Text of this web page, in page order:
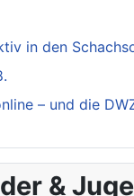
in den
– und die
&